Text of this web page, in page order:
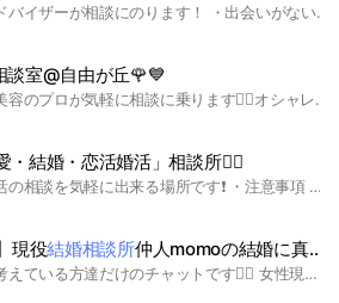
プロの婚活アドバイザーが相談にのります！ ・出会いがない ・恋愛がうまくいかない ・マッチングアプリだと出会えない ・結婚適齢期っていつなの ・婚活ってどうやって始めたら良い ・結婚相談所ってどんな人がいるの etc...何でも聞いて下さいね❗ 恋活中、婚活検討中、婚活中どんな方でも歓迎です😊 ※皆さんの婚活が少しでも上手くいけばと思って始めますので、他の方に対し節度のない方は退室して頂きます。 #恋活 #婚活 #婚活疲れ #マッチングアプリ #結婚 #結婚相談所 #出会い #理想の相手
談室@自由が丘🌹💙
婚活のプロと美容のプロが気軽に相談に乗ります🙋‍♀️オシャレな街自由が丘でイベントも開催していきます🌈🌈＃婚活＃結婚相談所＃IBJ＃自由が丘＃恋人＃お見合い＃30代＃40代＃美肌＃脱毛＃美容＃エステ＃自分磨き#相談
・結婚・恋活婚活」相談所🙆‍♂️
恋愛相談や婚活の相談を気軽に出来る場所です❗️ ・注意事項 ①このオープンチャットにおいて、ビジネス、宗教、他のオープンチャット等、勧誘は禁止です。 ②相談の際、年齢によってある程度アドバイス内容が変わって来ると思いますので「名前:性別:○○代(前・中・後)」で表記して下さい。 ③荒らし等迷惑行為は退場となります。
現役結婚相談所仲人momoの結婚に真剣な人だけの相談チャット💁‍♀️
真剣に結婚を考えている方達だけのチャットです💁‍♀️ 女性現役カウンセラーが、一人一人の不安やお悩みに真摯にお答えします‼️ 確実に結婚に近づけるよう、現役ならではの鮮度の高く優良な情報をお届けすることをお約束します❤️ メンバー全員が参加しやすいように&全員に満足のいく情報を提供できるように、人数は20名限定で少人数の運用とさせていただきます🙇‍♂️ 婚活中の方も、婚活をスタートする方も、ぜひお気軽に参加ください😌 ✔︎周りに相談できる人がいない ✔︎婚活のプロの意見を聞いてみたい ✔︎真剣に婚活をしている方たちと交流してみたい ✔︎何から始めようか悩んでいる ✔︎なかなか婚活がうまくいかない ✔︎婚活が長期化している #結婚#結婚相談所#恋愛#現役#仲人